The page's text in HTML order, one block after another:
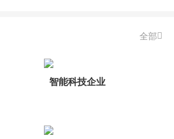
全部
智能科技企业